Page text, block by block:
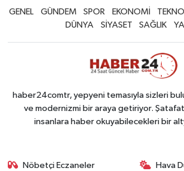
GENEL GÜNDEM SPOR EKONOMİ
DÜNYA
SİYASET SAĞLIK
haber24comtr, yepyeni temasıyla sizleri
ve modernizmi bir araya getiriyor.
insanlara haber okuyabilecekleri bir
Nöbetçi Eczaneler Hava